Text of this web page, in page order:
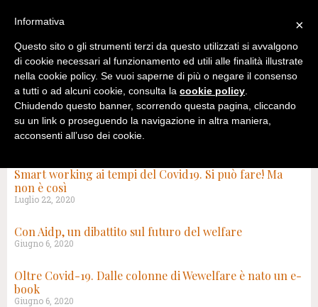
Smart working ai tempi del Covid19. Si può fare! Ma
non è così
Luglio 22, 2020
Con Aidp, un dibattito sul futuro del welfare
Giugno 6, 2020
Oltre Covid-19. Dalle colonne di Wewelfare è nato un e-
book
Giugno 6, 2020
×
Informativa
Questo sito o gli strumenti terzi da questo utilizzati si avvalgono
di cookie necessari al funzionamento ed utili alle finalità illustrate
nella cookie policy. Se vuoi saperne di più o negare il consenso
a tutti o ad alcuni cookie, consulta la cookie policy.
Chiudendo questo banner, scorrendo questa pagina, cliccando
su un link o proseguendo la navigazione in altra maniera,
acconsenti all’uso dei cookie.